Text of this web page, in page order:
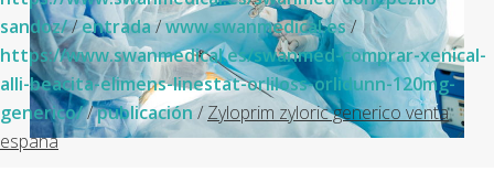
sandoz//entrada/www.swanmedical.es/
https://www.swanmedical.es/swanmed-comprar-xenical-
alli-beacita-elimens-linestat-orliloss-orlidunn-120mg-
generico//publicación /Zyloprim zyloric generico venta
espana